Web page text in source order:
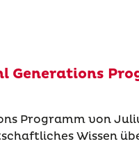
Generations
Programm von
Wissen